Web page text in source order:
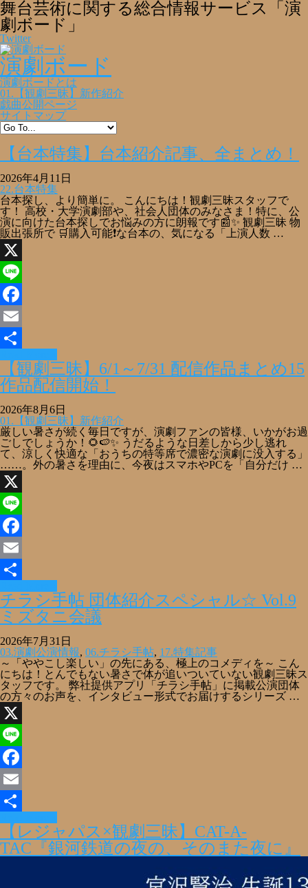
舞台芸術に関する総合情報サービス「演
劇ボード」
Twitter
演劇ボード
演劇ボードとは
01.【観劇三昧】新作紹介
戯曲公開ページ
サイトマップ
【台本特集】台本紹介記事、全まとめ！
2026年4月11日
22.台本特集
台本探し、より簡単に。 こんにちは！観劇三昧スタッフで
す！ 高校・大学演劇部や、社会人団体のみなさま！特に、公
演に向けた台本探しでお悩みの方に朗報です📰✨ 観劇三昧 物
販出張所で 🛒購入可能❗な台本の、気になる「上演人数 …
X
Line
Facebook
Email
共
有
【観劇三昧】6/1～7/31 配信作品まとめ15
作品配信開始！
2026年8月6日
01.【観劇三昧】新作紹介
厳しい暑さが続く毎日ですが、演劇ファンの皆様、いかがお過
ごしでしょうか！🌻🍉✨ うだるような日差しから少し逃れ
て、涼しく快適な「おうちの特等席で濃密な演劇に没入する」
……。外の暑さを理由に、今夜はスマホやPCを「自分だけ …
X
Line
Facebook
Email
共
有
チラシ手帖 団体紹介スペシャル☆ Vol.9
ミズタニ会議
2026年7月31日
03.演劇公演情報, 06.チラシ手帖, 17.特集記事
～「ややこし楽しい」の先にある、極上のコメディを～ こん
にちは！とんでもない暑さで体が追いついていない観劇三昧ス
タッフです。 弊社提供アプリ「チラシ手帖」に掲載公演団体
の方々のお声を、インタビュー形式でお届けするシリーズ …
X
Line
Facebook
Email
共
有
【レジャパス×観劇三昧】CAT-A-
TAC『銀河鉄道の夜の、そのまた夜に』